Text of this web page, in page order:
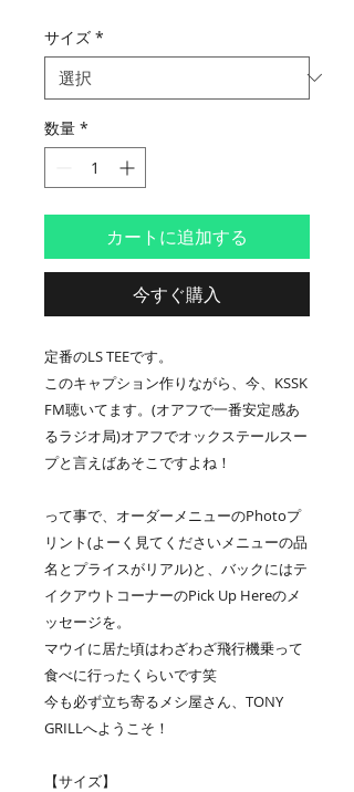
サイズ *
数量 *
カートに追加する
今すぐ購入
定番のLS TEEです。
このキャプション作りながら、今、KSSK
FM聴いてます。(オアフで一番安定感あ
るラジオ局)オアフでオックステールスー
プと言えばあそこですよね！
って事で、オーダーメニューのPhotoプ
リント(よーく見てくださいメニューの品
名とプライスがリアル)と、バックにはテ
イクアウトコーナーのPick Up Hereのメ
ッセージを。
マウイに居た頃はわざわざ飛行機乗って
食べに行ったくらいです笑
今も必ず立ち寄るメシ屋さん、TONY
GRILLへようこそ！
【サイズ】